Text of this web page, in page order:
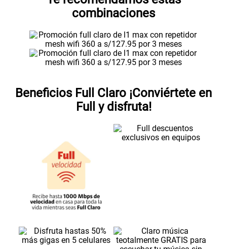
combinaciones
Beneficios Full Claro ¡Conviértete en
Full y disfruta!